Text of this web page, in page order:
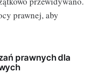
prawnej, aby
prawnych dla